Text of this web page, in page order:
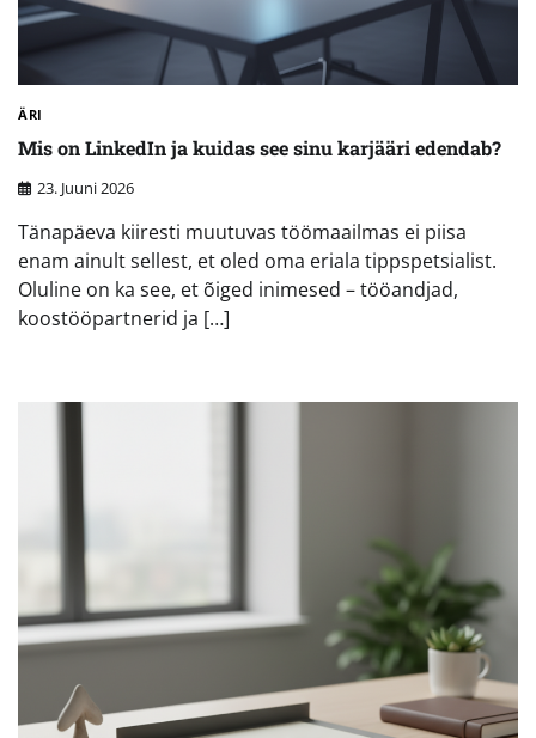
ÄRI
Mis on LinkedIn ja kuidas see sinu karjääri edendab?
23. Juuni 2026
Tänapäeva kiiresti muutuvas töömaailmas ei piisa
enam ainult sellest, et oled oma eriala tippspetsialist.
Oluline on ka see, et õiged inimesed – tööandjad,
koostööpartnerid ja […]